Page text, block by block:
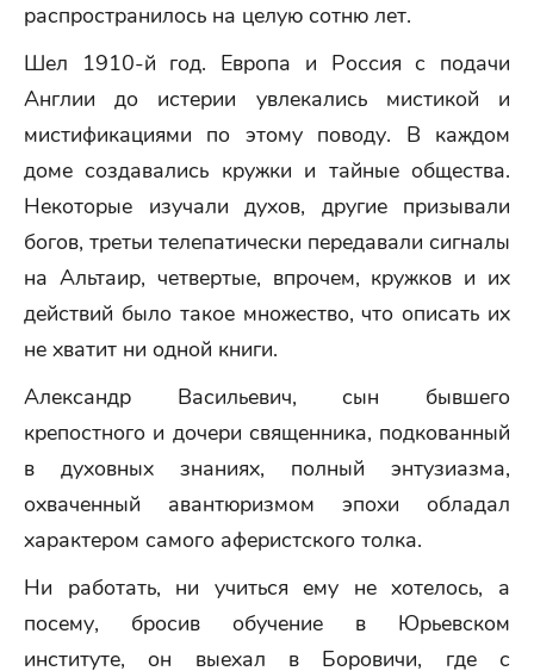
распространилось на целую сотню лет.
Шел 1910-й год. Европа и Россия с подачи
Англии до истерии увлекались мистикой и
мистификациями по этому поводу. В каждом
доме создавались кружки и тайные общества.
Некоторые изучали духов, другие призывали
богов, третьи телепатически передавали сигналы
на Альтаир, четвертые, впрочем, кружков и их
действий было такое множество, что описать их
не хватит ни одной книги.
Александр Васильевич, сын бывшего
крепостного и дочери священника, подкованный
в духовных знаниях, полный энтузиазма,
охваченный авантюризмом эпохи обладал
характером самого аферистского толка.
Ни работать, ни учиться ему не хотелось, а
посему, бросив обучение в Юрьевском
институте, он выехал в Боровичи, где с